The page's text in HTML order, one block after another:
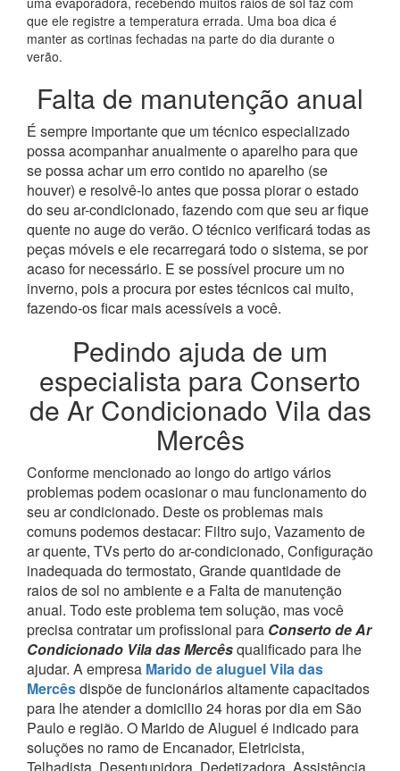
que ele registre a temperatura errada. Uma boa dica é
manter as cortinas fechadas na parte do dia durante o
verão.
Falta de manutenção anual
É sempre importante que um técnico especializado
possa acompanhar anualmente o aparelho para que
se possa achar um erro contido no aparelho (se
houver) e resolvê-lo antes que possa piorar o estado
do seu ar-condicionado, fazendo com que seu ar fique
quente no auge do verão. O técnico verificará todas as
peças móveis e ele recarregará todo o sistema, se por
acaso for necessário. E se possível procure um no
inverno, pois a procura por estes técnicos cai muito,
fazendo-os ficar mais acessíveis a você.
Pedindo ajuda de um
especialista para Conserto
de Ar Condicionado Vila das
Mercês
Conforme mencionado ao longo do artigo vários
problemas podem ocasionar o mau funcionamento do
seu ar condicionado. Deste os problemas mais
comuns podemos destacar: Filtro sujo, Vazamento de
ar quente, TVs perto do ar-condicionado, Configuração
inadequada do termostato, Grande quantidade de
raios de sol no ambiente e a Falta de manutenção
anual. Todo este problema tem solução, mas você
precisa contratar um profissional para Conserto de Ar
Condicionado Vila das Mercêsqualificado para lhe
ajudar. A empresa Marido de aluguel Vila das
Mercêsdispõe de funcionários altamente capacitados
para lhe atender a domicilio 24 horas por dia em São
Paulo e região. O Marido de Aluguel é indicado para
soluções no ramo de Encanador, Eletricista,